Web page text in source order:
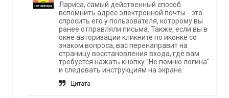
Лариса, самый действенный способ
вспомнить адрес электронной почты - это
спросить его у пользователя, которому вы
ранее отправляли письма. Также, если вы в
окне авторизации кликните по иконке со
знаком вопроса, вас перенаправит на
страницу восстановления входа, где вам
требуется нажать кнопку "Не помню логина"
и следовать инструкциям на экране.
Цитата